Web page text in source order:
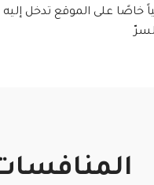
خاصًا على الموقع تدخل